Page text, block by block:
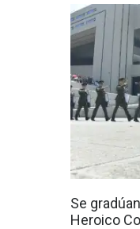
Se
Heroico